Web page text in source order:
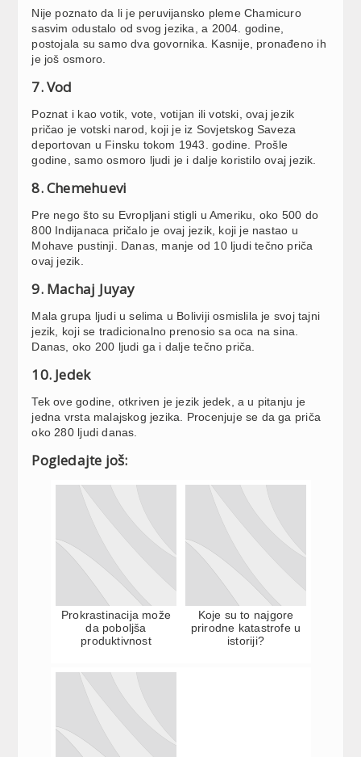
Nije poznato da li je peruvijansko pleme Chamicuro
sasvim odustalo od svog jezika, a 2004. godine,
postojala su samo dva govornika. Kasnije, pronađeno ih
je još osmoro.
7. Vod
Poznat i kao votik, vote, votijan ili votski, ovaj jezik
pričao je votski narod, koji je iz Sovjetskog Saveza
deportovan u Finsku tokom 1943. godine. Prošle
godine, samo osmoro ljudi je i dalje koristilo ovaj jezik.
8. Chemehuevi
Pre nego što su Evropljani stigli u Ameriku, oko 500 do
800 Indijanaca pričalo je ovaj jezik, koji je nastao u
Mohave pustinji. Danas, manje od 10 ljudi tečno priča
ovaj jezik.
9. Machaj Juyay
Mala grupa ljudi u selima u Boliviji osmislila je svoj tajni
jezik, koji se tradicionalno prenosio sa oca na sina.
Danas, oko 200 ljudi ga i dalje tečno priča.
10. Jedek
Tek ove godine, otkriven je jezik jedek, a u pitanju je
jedna vrsta malajskog jezika. Procenjuje se da ga priča
oko 280 ljudi danas.
Pogledajte još:
Prokrastinacija može
da poboljša
produktivnost
Koje su to najgore
prirodne katastrofe u
istoriji?